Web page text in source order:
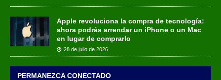
Apple revoluciona la compra de tecnología:
ahora podrás arrendar un iPhone o un Mac
en lugar de comprarlo
28 de julio de 2026
PERMANEZCA CONECTADO